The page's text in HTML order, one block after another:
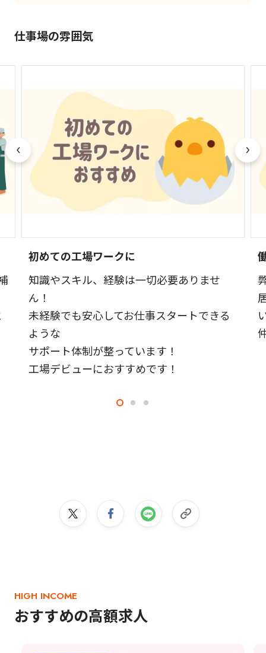
仕事場の雰囲気
初めての工場ワークに
知識やスキル、経験は一切必要ありませ
ん！
未経験でも安心してお仕事スタートできる
ような
サポート体制が整っています！
工場デビューにおすすめです！
HIGH INCOME
おすすめの高額求人